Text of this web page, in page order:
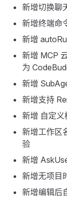
新增切换聊
新增终端命
新增
新增 MCP
为
新增
新增支持
新增 自定
新增工作区
验
新增
新增无项目
新增编辑后